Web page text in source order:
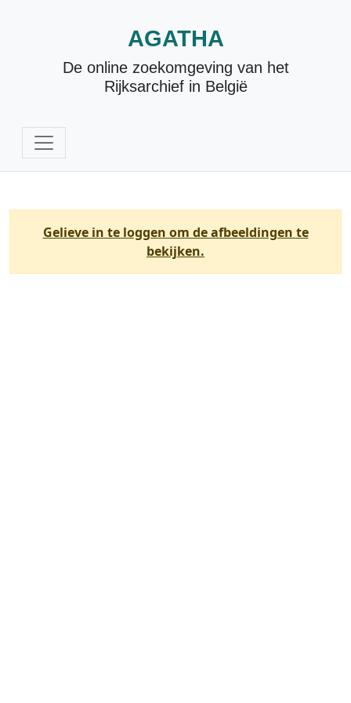
AGATHA
De online zoekomgeving van het
Rijksarchief in België
Gelieve in te loggen om de afbeeldingen te
bekijken.